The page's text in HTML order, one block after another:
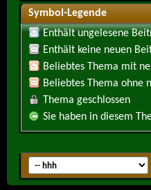
Symbol-Legende
Enthält ungelesene
Enthält keine neuen
Beliebtes Thema mit
Beliebtes Thema ohne
Thema geschlossen
Sie haben in diesem